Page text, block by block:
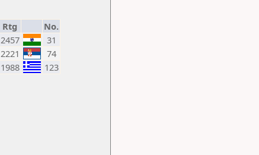
Rtg
No.
2457
31
2221
74
1988 123